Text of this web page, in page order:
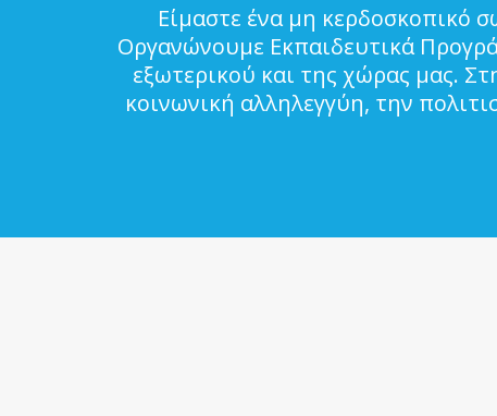
Είμαστε ένα μη κερδοσκοπικό
Οργανώνουμε Εκπαιδευτικά
εξωτερικού και της χώρας μας.
κοινωνική αλληλεγγύη, την